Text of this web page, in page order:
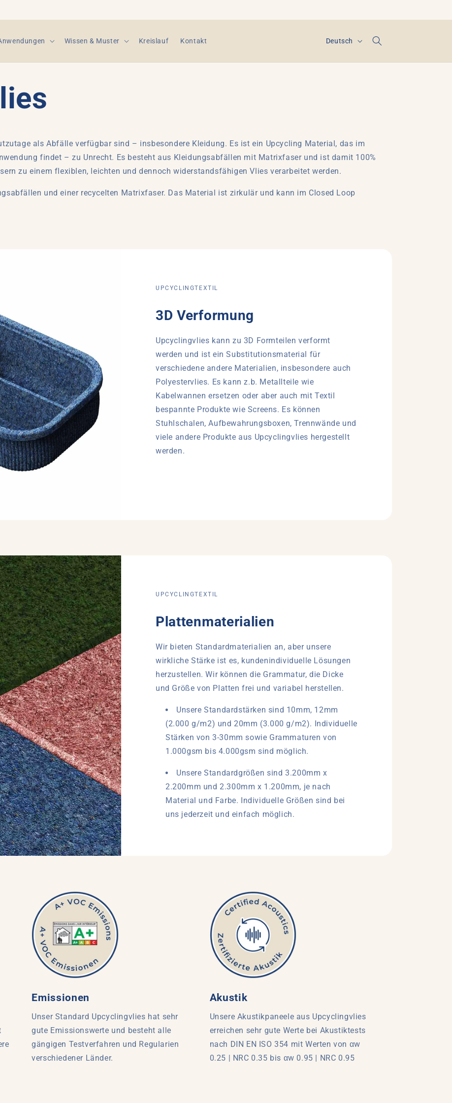
Wissen & Muster Kreislauf Kontakt
S
e
Deutsch
als Abfälle verfügbar sind – insbesondere Kleidung. Es ist ein Upcycling Material, das im
findet – zu Unrecht. Es besteht aus Kleidungsabfällen mit Matrixfaser und ist damit 100%
zu einem flexiblen, leichten und dennoch widerstandsfähigen Vlies verarbeitet werden.
und einer recycelten Matrixfaser. Das Material ist zirkulär und kann im Closed Loop
UPCYCLINGTEXTIL
3D Verformung
Upcyclingvlies kann zu 3D Formteilen verformt
werden und ist ein Substitutionsmaterial für
verschiedene andere Materialien, insbesondere auch
Polyestervlies. Es kann z.b. Metallteile wie
Kabelwannen ersetzen oder aber auch mit Textil
bespannte Produkte wie Screens. Es können
Stuhlschalen, Aufbewahrungsboxen, Trennwände und
viele andere Produkte aus Upcyclingvlies hergestellt
werden.
UPCYCLINGTEXTIL
Plattenmaterialien
Wir bieten Standardmaterialien an, aber unsere
wirkliche Stärke ist es, kundenindividuelle Lösungen
herzustellen. Wir können die Grammatur, die Dicke
und Größe von Platten frei und variabel herstellen.
Unsere Standardstärken sind 10mm, 12mm
(2.000 g/m2) und 20mm (3.000 g/m2). Individuelle
Stärken von 3-30mm sowie Grammaturen von
1.000gsm bis 4.000gsm sind möglich.
Unsere Standardgrößen sind 3.200mm x
2.200mm und 2.300mm x 1.200mm, je nach
Material und Farbe. Individuelle Größen sind bei
uns jederzeit und einfach möglich.
Emissionen
Unser Standard Upcyclingvlies hat sehr
gute Emissionswerte und besteht alle
gängigen Testverfahren und Regularien
verschiedener Länder.
Akustik
Unsere Akustikpaneele aus Upcyclingvlies
erreichen sehr gute Werte bei Akustiktests
nach DIN EN ISO 354 mit Werten von αw
0.25 | NRC 0.35 bis αw 0.95 | NRC 0.95